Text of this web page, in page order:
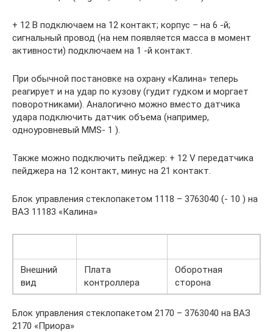
+ 12 В подключаем на 12 контакт; корпус – на 6 ‑й;
сигнальный провод (на нем появляется масса в момент
активности) подключаем на 1 ‑й контакт.
При обычной постановке на охрану «Калина» теперь
реагирует и на удар по кузову (гудит гудком и моргает
поворотниками). Аналогично можно вместо датчика
удара подключить датчик объема (например,
одноуровневый MMS‑ 1 ).
Также можно подключить пейджер: + 12 V передатчика
пейджера на 12 контакт, минус на 21 контакт.
Блок управления стеклопакетом 1118 – 3763040 (- 10 ) на
ВАЗ 11183 «Калина»
Внешний
вид
Плата
контроллера
Оборотная
сторона
Блок управления стеклопакетом 2170 – 3763040 на ВАЗ
2170 «Приора»